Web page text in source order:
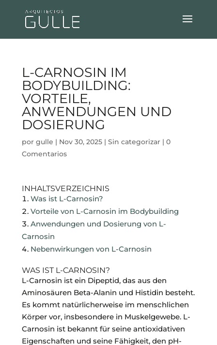
L-CARNOSIN IM
BODYBUILDING:
VORTEILE,
ANWENDUNGEN UND
DOSIERUNG
por gulle | Nov 30, 2025| Sin categorizar| 0
Comentarios
INHALTSVERZEICHNIS
Was ist L-Carnosin?
Vorteile von L-Carnosin im Bodybuilding
Anwendungen und Dosierung von L-
Carnosin
Nebenwirkungen von L-Carnosin
WAS IST L-CARNOSIN?
L-Carnosin ist ein Dipeptid, das aus den
Aminosäuren Beta-Alanin und Histidin besteht.
Es kommt natürlicherweise im menschlichen
Körper vor, insbesondere in Muskelgewebe. L-
Carnosin ist bekannt für seine antioxidativen
Eigenschaften und seine Fähigkeit, den pH-